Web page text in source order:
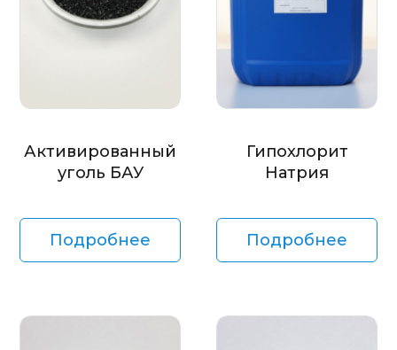
Активированный
уголь БАУ
Подробнее
Гипохлорит
Натрия
Подробнее